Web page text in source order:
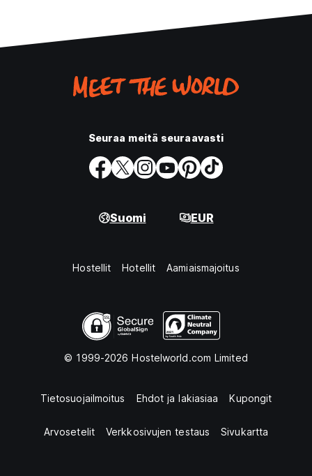
Seuraa meitä seuraavasti
Suomi EUR
Hostellit Hotellit Aamiaismajoitus
© 1999-2026 Hostelworld.com Limited
Tietosuojailmoitus Ehdot ja lakiasiaa Kupongit
Arvosetelit Verkkosivujen testaus Sivukartta